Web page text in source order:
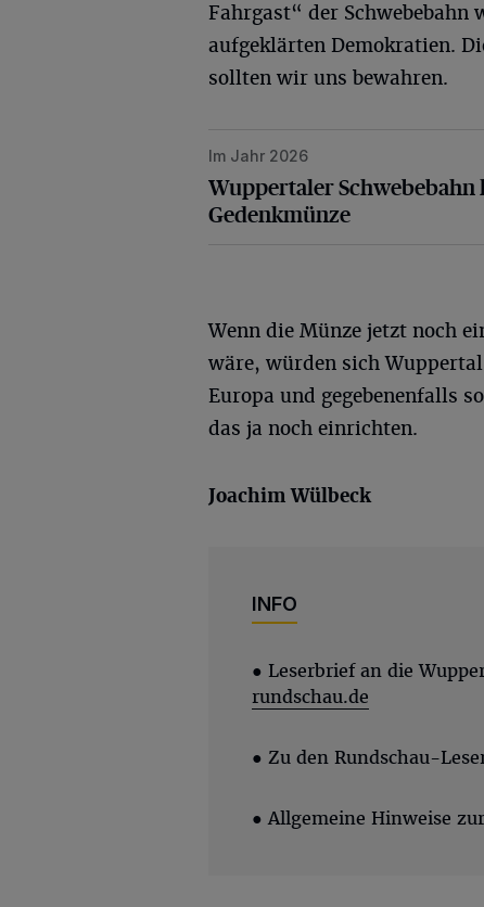
Fahrgast“ der Schwebebahn
aufgeklärten Demokratien.
sollten wir uns bewahren.
Wuppertaler Schwebebahn
Im Jahr 2026
Wuppertaler Schwebebahn
Gedenkmünze
Wenn die Münze jetzt noch
wäre, würden sich
Europa und gegebenenfalls
das ja noch einrichten.
Joachim Wülbeck
INFO
● Leserbrief an die
rundschau.de
● Zu den Rundschau-
● Allgemeine Hinweise